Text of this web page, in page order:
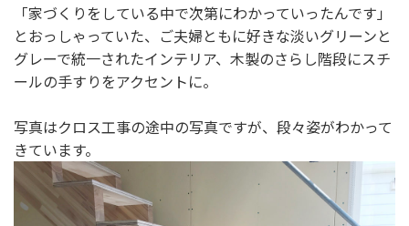
「家づくりをしている中で次第にわかっていったんです」
とおっしゃっていた、ご夫婦ともに好きな淡いグリーンと
グレーで統一されたインテリア、木製のさらし階段にスチ
ールの手すりをアクセントに。
写真はクロス工事の途中の写真ですが、段々姿がわかって
きています。